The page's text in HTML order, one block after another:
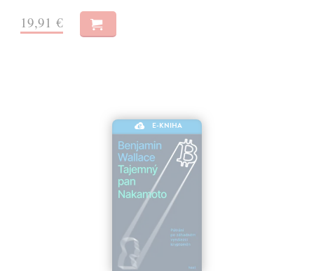
19,91 €
E-KNIHA